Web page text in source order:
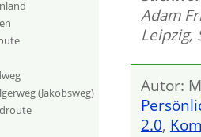
Adam
Leipzig,
Autor:
2.0,
(Jakobsweg)